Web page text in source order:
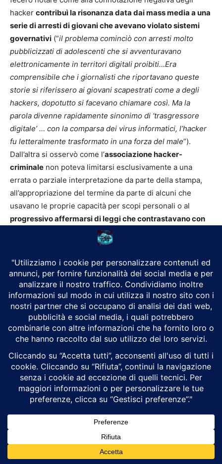
hacker contribuì la risonanza data dai mass media a una
serie di arresti di giovani che avevano violato sistemi
governativi (“il problema cominciò con arresti molto
pubblicizzati di adolescenti che si avventuravano
elettronicamente in territori digitali proibiti…Era
comprensibile che i giornalisti che riportavano queste
storie si riferissero ai giovani scapestrati come a degli
hackers, dopotutto si facevano chiamare così. Ma la
parola divenne rapidamente sinonimo di ‘trasgressore
digitale’ … con la comparsa dei virus informatici, l’hacker
fu letteralmente trasformato in una forza del male”).
Dall’altra si osservò come l’associazione hacker-
criminale non poteva limitarsi esclusivamente a una
errata o parziale interpretazione da parte della stampa,
all’appropriazione del termine da parte di alcuni che
usavano le proprie capacità per scopi personali o al
progressivo affermarsi di leggi che contrastavano con
, ma dovesse ricondursi anche alla natura
L’etica hacker si era fatta portatrice di principi quali la
libertà d’informazione , la condivisione e la lecita
esplorazione che non ammettevano barriere. Negli anni
Sessanta e Settanta, quando i concetti di proprietà e di
privato non erano ancora applicati al cyberspazio e
quando i computer non avevano ancora avuto una
come “crimine”, mentre a partire dagli Ottanta-Novanta,
con la crescita della società d’informazione e con i
computer divenuti preziosi depositi di dati e
informazioni sensibili, ogni “intrusione” veniva
Sempre in relazione all’etica hacker è bene sottolineare
come l’accesso abusivo a risorse fosse considerato lecito